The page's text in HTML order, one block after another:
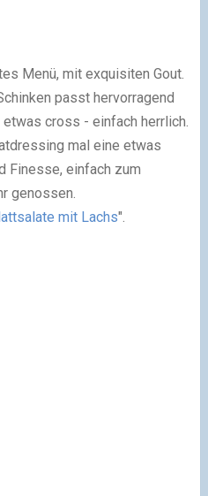
Menü, mit exquisiten Gout.
passt hervorragend
cross - einfach herrlich.
mal eine etwas
Finesse, einfach zum
genossen.
mit Lachs".